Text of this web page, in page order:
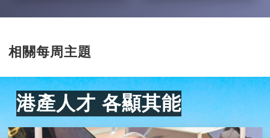
相關每周主題
港產人才 各顯其能